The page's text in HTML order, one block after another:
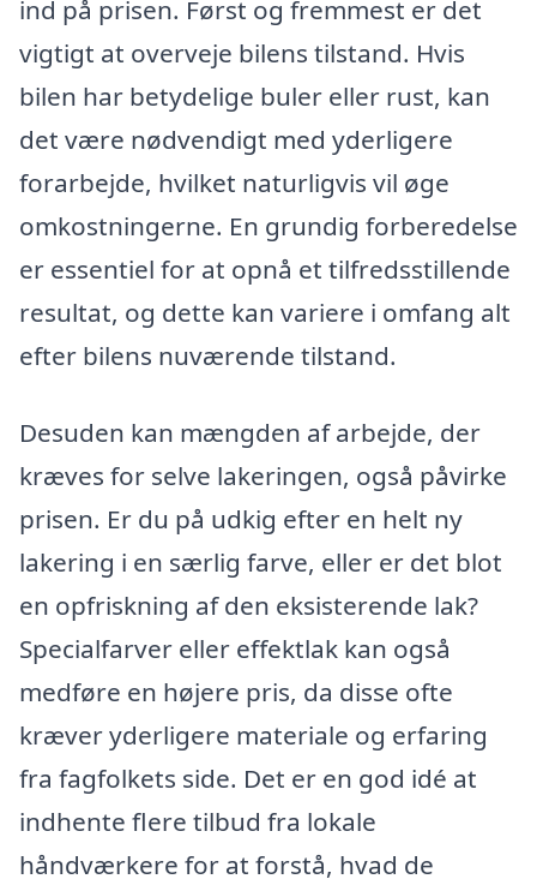
ind på prisen. Først og fremmest er det
vigtigt at overveje bilens tilstand. Hvis
bilen har betydelige buler eller rust, kan
det være nødvendigt med yderligere
forarbejde, hvilket naturligvis vil øge
omkostningerne. En grundig forberedelse
er essentiel for at opnå et tilfredsstillende
resultat, og dette kan variere i omfang alt
efter bilens nuværende tilstand.
Desuden kan mængden af arbejde, der
kræves for selve lakeringen, også påvirke
prisen. Er du på udkig efter en helt ny
lakering i en særlig farve, eller er det blot
en opfriskning af den eksisterende lak?
Specialfarver eller effektlak kan også
medføre en højere pris, da disse ofte
kræver yderligere materiale og erfaring
fra fagfolkets side. Det er en god idé at
indhente flere tilbud fra lokale
håndværkere for at forstå, hvad de